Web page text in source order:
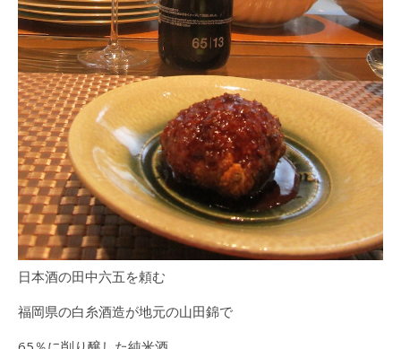
日本酒の田中六五を頼む
福岡県の白糸酒造が地元の山田錦で